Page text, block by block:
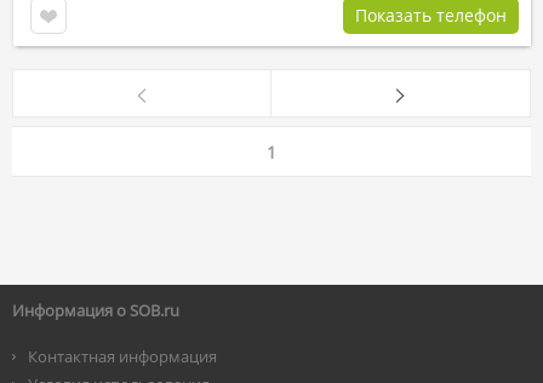
Показать телефон
1
Информация о SOB.ru
Контактная информация